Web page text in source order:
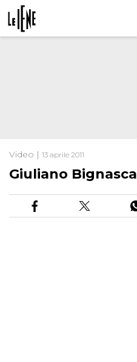
Video | 13 aprile 2011
Giuliano Bignasca